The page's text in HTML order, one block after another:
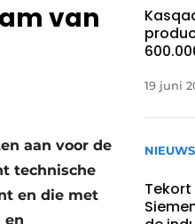
van
aan voor de
technische
en die met
en
19 juni
NIEUWS